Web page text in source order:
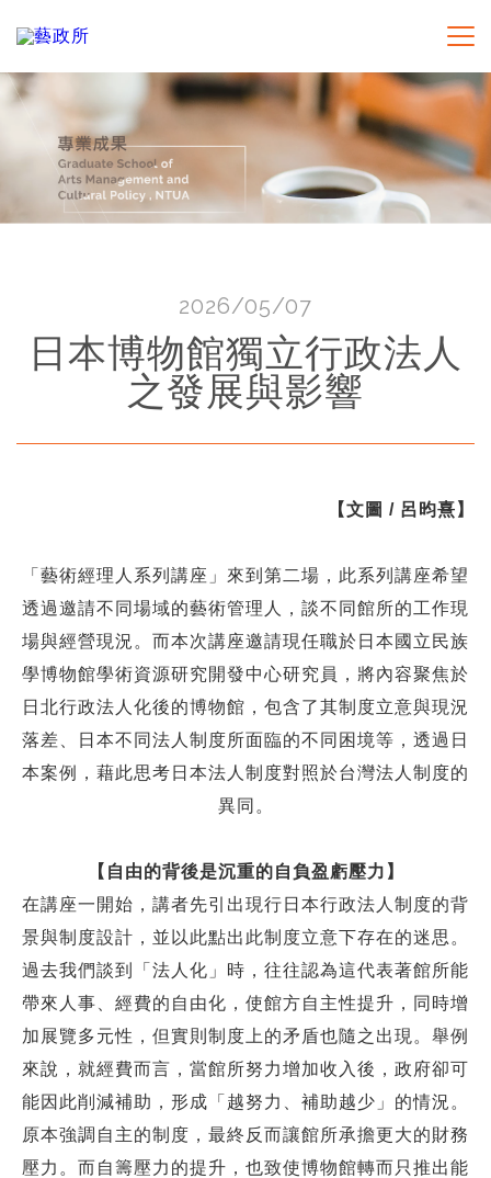
2026/05/07
日本博物館獨立行政法人
之發展與影響
【文圖 / 呂昀熹】
「藝術經理人系列講座」來到第二場，此系列講座希望
透過邀請不同場域的藝術管理人，談不同館所的工作現
場與經營現況。而本次講座邀請現任職於日本 國立民族
學博物館學術資源研究開發中心研究員，將內容聚焦於
日北行政法人化後的博物館，包含了其制度立意與現況
落差、日本不同法人制度所面臨的不同困 境等，透過日
本案例，藉此思考日本法人制度對照於台灣法人制度的
異同。
【自由的背後是沉重的自負盈虧壓力】
在講座一開始，講者先引出現行日本行政法人制度的背
景與制度設計，並以 此點出此制度立意下存在的迷思。
過去我們談到「法人化」時，往往認為這代表著館所能
帶來人事、經費的自由化，使館方自主性提升，同時增
加展覽多元性， 但實則制度上的矛盾也隨之出現。 舉例
來說，就經費而言，當館所努力增加收入後，政府卻可
能因此削減補助， 形成「越努力、補助越少」的情況。
原本強調自主的制度，最終反而讓館所承擔更大的財務
壓力。而自籌壓力的提升，也致使博物館轉而只推出能